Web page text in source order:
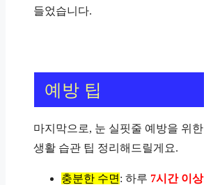
들었습니다.
예방 팁
마지막으로, 눈 실핏줄 예방을 위한
생활 습관 팁 정리해드릴게요.
충분한 수면 : 하루 7시간 이상